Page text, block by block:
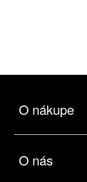
O nákupe
O nás